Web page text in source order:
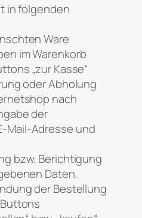
in folgenden
Ware
im Warenkorb
„zur Kasse“
oder Abholung
nach
der
Mail-Adresse und
bzw. Berichtigung
Daten.
der Bestellung